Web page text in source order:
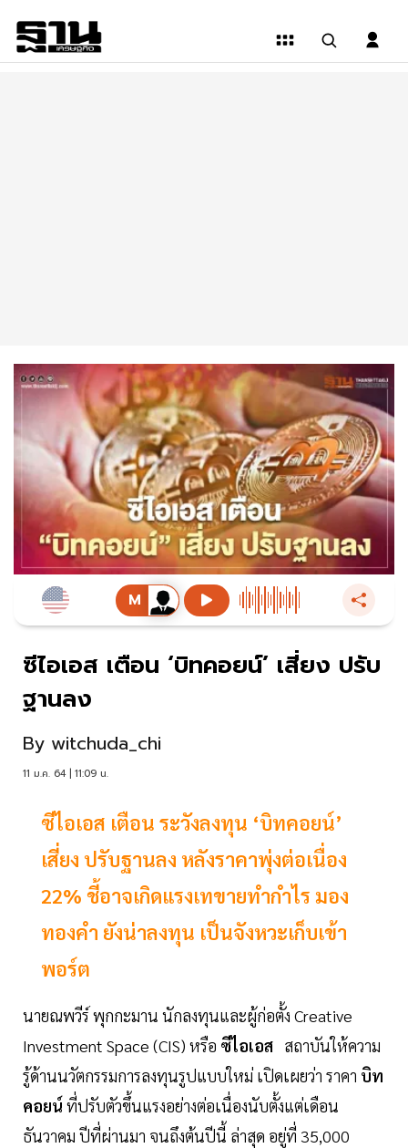
ซีไอเอส เตือน ‘บิทคอยน์’ เสี่ยง ปรับ
ฐานลง
By witchuda_chi
11 ม.ค. 64 | 11:09 น.
ซีไอเอส เตือน ระวังลงทุน ‘บิทคอยน์’
เสี่ยง ปรับฐานลง หลังราคาพุ่งต่อเนื่อง
22% ชี้อาจเกิดแรงเทขายทำกำไร มอง
ทองคำ ยังน่าลงทุน เป็นจังหวะเก็บเข้า
พอร์ต
นายณพวีร์ พุกกะมาน นักลงทุนและผู้ก่อตั้ง Creative
Investment Space (CIS) หรือ ซีไอเอส สถาบันให้ความ
รู้ด้านนวัตกรรมการลงทุนรูปแบบใหม่ เปิดเผยว่า ราคา บิท
คอยน์ ที่ปรับตัวขึ้นแรงอย่างต่อเนื่องนับตั้งแต่เดือน
ธันวาคม ปีที่ผ่านมา จนถึงต้นปีนี้ ล่าสุด อยู่ที่ 35,000